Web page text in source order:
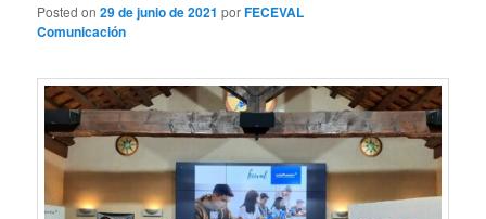
Posted on29 de junio de 2021 porFECEVAL
Comunicación